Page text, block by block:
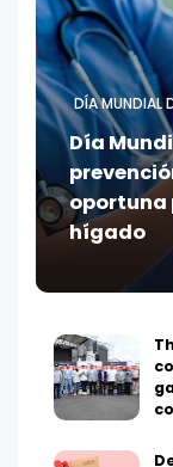
DÍA MUNDIAL
Día
oportuna
hígado